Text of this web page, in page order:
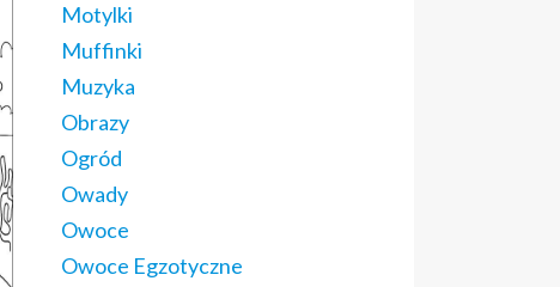
Motylki
Muffinki
Muzyka
Obrazy
Ogród
Owady
Owoce
Owoce Egzotyczne